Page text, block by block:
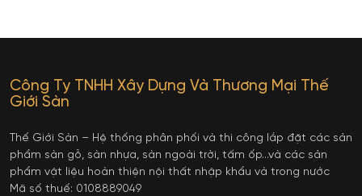
Công Ty TNHH Xây Dựng Và Thương Mại Thế
Giới Sàn
Thế Giới Sàn – Hệ thống phân phối và thi công lắp đặt các sản
phẩm sàn gỗ, sàn nhựa, sàn ngoài trời, tấm ốp…và các sản
phẩm vật liệu hoàn thiện nội thất nhập khẩu và trong nước
Mã số thuế: 0108889049